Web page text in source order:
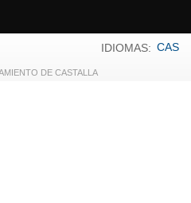
DE CASTALLA
IDIOMAS: CAS